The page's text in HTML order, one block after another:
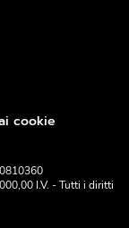
cookie
I.V. - Tutti i diritti